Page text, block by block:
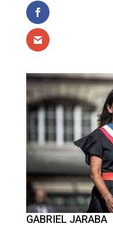
GABRIEL JARABA